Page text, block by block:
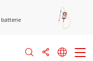
batterie